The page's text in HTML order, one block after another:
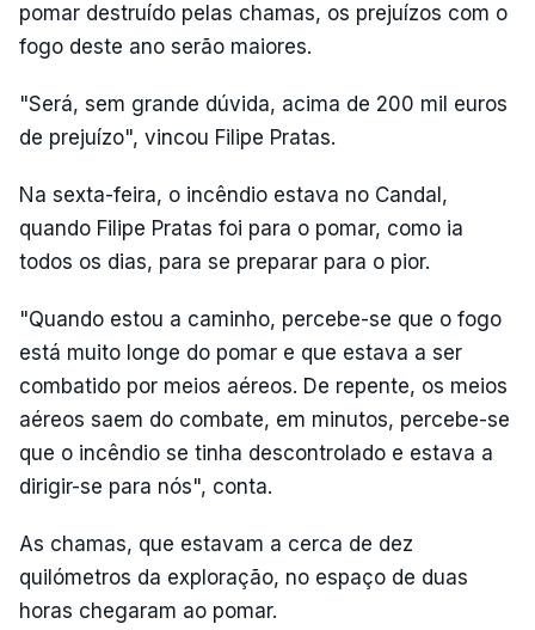
pomar destruído pelas chamas, os prejuízos com o
fogo deste ano serão maiores.
"Será, sem grande dúvida, acima de 200 mil euros
de prejuízo", vincou Filipe Pratas.
Na sexta-feira, o incêndio estava no Candal,
quando Filipe Pratas foi para o pomar, como ia
todos os dias, para se preparar para o pior.
"Quando estou a caminho, percebe-se que o fogo
está muito longe do pomar e que estava a ser
combatido por meios aéreos. De repente, os meios
aéreos saem do combate, em minutos, percebe-se
que o incêndio se tinha descontrolado e estava a
dirigir-se para nós", conta.
As chamas, que estavam a cerca de dez
quilómetros da exploração, no espaço de duas
horas chegaram ao pomar.